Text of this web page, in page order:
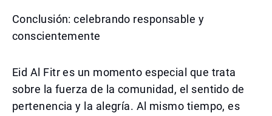
Conclusión: celebrando responsable y
conscientemente
Eid Al Fitr es un momento especial que trata
sobre la fuerza de la comunidad, el sentido de
pertenencia y la alegría. Al mismo tiempo, es